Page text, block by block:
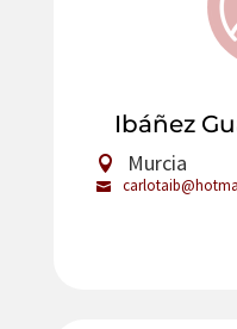
Ibáñez
Murcia